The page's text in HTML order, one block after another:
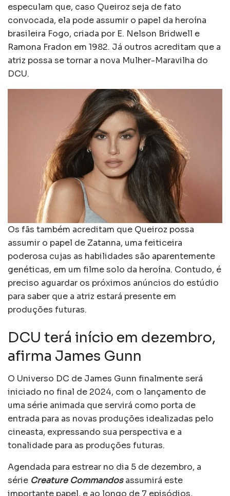
especulam que, caso Queiroz seja de fato
convocada, ela pode assumir o papel da heroína
brasileira Fogo, criada por E. Nelson Bridwell e
Ramona Fradon em 1982. Já outros acreditam que a
atriz possa se tornar a nova Mulher-Maravilha do
DCU.
Os fãs também acreditam que Queiroz possa
assumir o papel de Zatanna, uma feiticeira
poderosa cujas as habilidades são aparentemente
genéticas, em um filme solo da heroína. Contudo, é
preciso aguardar os próximos anúncios do estúdio
para saber que a atriz estará presente em
produções futuras.
DCU terá início em dezembro,
afirma James Gunn
O Universo DC de James Gunn finalmente será
iniciado no final de 2024, com o lançamento de
uma série animada que servirá como porta de
entrada para as novas produções idealizadas pelo
cineasta, expressando sua perspectiva e a
tonalidade para as produções futuras.
Agendada para estrear no dia 5 de dezembro, a
série Creature Commandosassumirá este